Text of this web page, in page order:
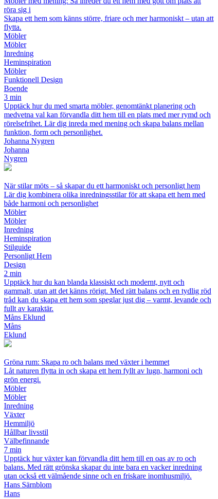
röra sig i
Skapa ett hem som känns större, friare och mer harmoniskt – utan att
flytta.
Möbler
Möbler
Inredning
Heminspiration
Möbler
Funktionell Design
Boende
3 min
Upptäck hur du med smarta möbler, genomtänkt planering och
medvetna val kan förvandla ditt hem till en plats med mer rymd och
rörelsefrihet. Lär dig inreda med mening och skapa balans mellan
funktion, form och personlighet.
Johanna Nygren
Johanna
Nygren
När stilar möts – så skapar du ett harmoniskt och personligt hem
Lär dig kombinera olika inredningsstilar för att skapa ett hem med
både harmoni och personlighet
Möbler
Möbler
Inredning
Heminspiration
Stilguide
Personligt Hem
Design
2 min
Upptäck hur du kan blanda klassiskt och modernt, nytt och
gammalt, utan att det känns rörigt. Med rätt balans och en tydlig röd
tråd kan du skapa ett hem som speglar just dig – varmt, levande och
fullt av karaktär.
Måns Eklund
Måns
Eklund
Gröna rum: Skapa ro och balans med växter i hemmet
Låt naturen flytta in och skapa ett hem fyllt av lugn, harmoni och
grön energi.
Möbler
Möbler
Inredning
Växter
Hemmiljö
Hållbar livsstil
Välbefinnande
7 min
Upptäck hur växter kan förvandla ditt hem till en oas av ro och
balans. Med rätt grönska skapar du inte bara en vacker inredning
utan också ett välmående sinne och en friskare inomhusmiljö.
Hans Särnblom
Hans